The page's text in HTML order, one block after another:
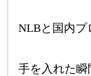
NLBと国内プ
手を入れた瞬